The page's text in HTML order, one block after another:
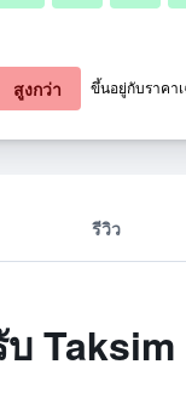
รายการ
รีวิว
สูงกว่า ขึ้นอยู่กับราคา